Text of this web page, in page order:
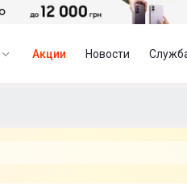
Акции Новости